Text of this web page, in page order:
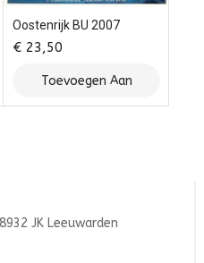
Oostenrijk BU 2007
€ 23,50
Toevoegen Aan
Winkelwagen
JK Leeuwarden